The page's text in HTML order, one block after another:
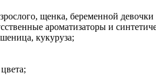
щенка, беременной девочки
ароматизаторы и
кукуруза;